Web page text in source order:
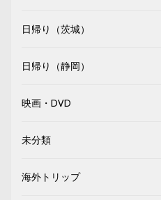
日帰り（茨城）
日帰り（静岡）
映画・DVD
未分類
海外トリップ